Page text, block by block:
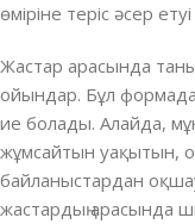
өміріне теріс әсер
Жастар арасында
ойындар. Бұл формада
ие болады. Алайда,
жұмсайтын уақытын,
байланыстардан
жастардың арасында